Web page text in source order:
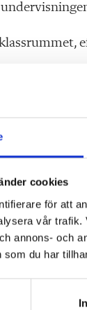
cookies
för att
vår trafik.
annons- och
som du har
resultat
varit
en
svarar på
och